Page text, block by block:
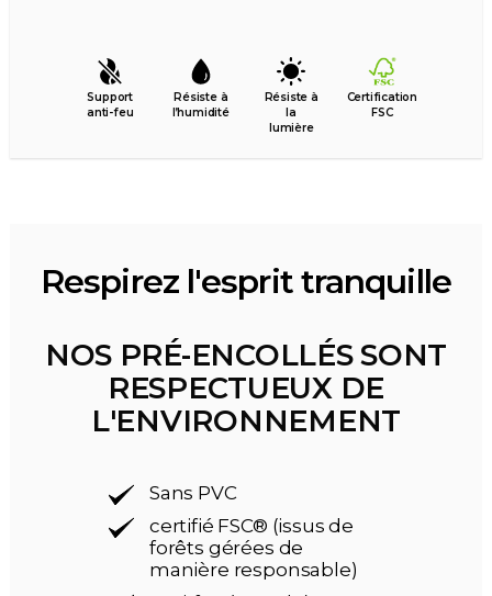
Support
anti-feu
Résiste à
l’humidité
Résiste à
la
lumière
Certification
FSC
Respirez l'esprit tranquille
NOS PRÉ-ENCOLLÉS SONT
RESPECTUEUX DE
L'ENVIRONNEMENT
Sans PVC
certifié FSC® (issus de
forêts gérées de
manière responsable)